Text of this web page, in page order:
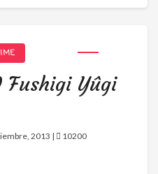
Fushigi Yûgi
2013 | 10200